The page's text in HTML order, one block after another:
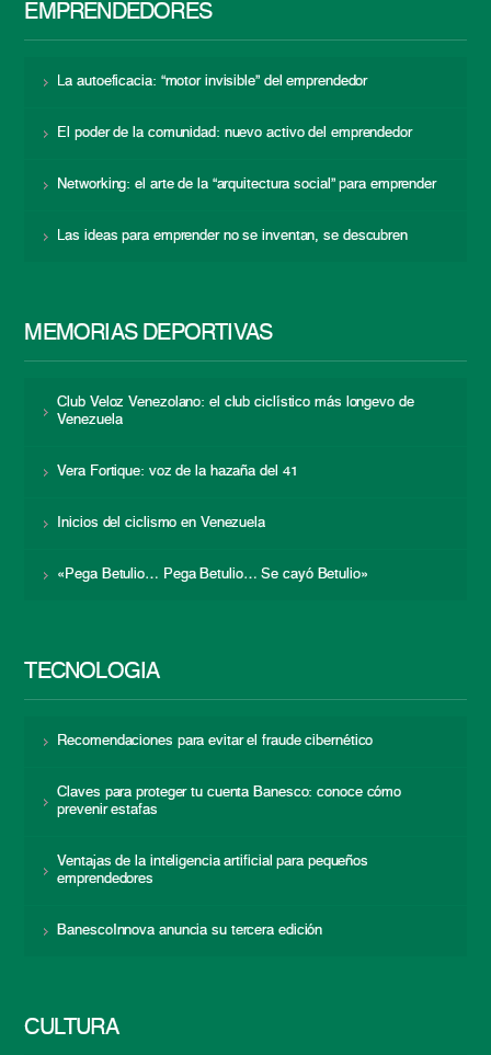
EMPRENDEDORES
La autoeficacia: “motor invisible” del emprendedor
El poder de la comunidad: nuevo activo del emprendedor
Networking: el arte de la “arquitectura social” para emprender
Las ideas para emprender no se inventan, se descubren
MEMORIAS DEPORTIVAS
Club Veloz Venezolano: el club ciclístico más longevo de
Venezuela
Vera Fortique: voz de la hazaña del 41
Inicios del ciclismo en Venezuela
«Pega Betulio… Pega Betulio… Se cayó Betulio»
TECNOLOGÍA
Recomendaciones para evitar el fraude cibernético
Claves para proteger tu cuenta Banesco: conoce cómo
prevenir estafas
Ventajas de la inteligencia artificial para pequeños
emprendedores
BanescoInnova anuncia su tercera edición
CULTURA